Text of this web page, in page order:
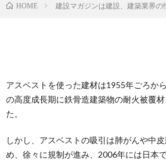
HOME 建設マガジンは建設、建築業界
アスベストを使った建材は1955年ごろか
の高度成長期に鉄骨造建築物の耐火被覆
た。
しかし、アスベストの吸引は肺がんや中
め、徐々に規制が進み、2006年には日本